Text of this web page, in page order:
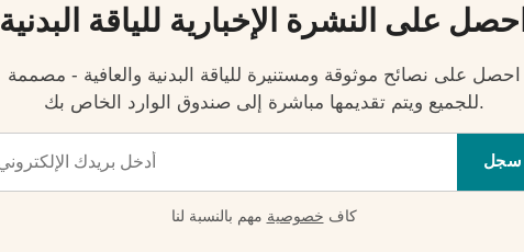
احصل على النشرة الإخبارية للياقة البدنية
احصل على نصائح موثوقة ومستنيرة للياقة البدنية والعافية - مصممة
للجميع ويتم تقديمها مباشرة إلى صندوق الوارد الخاص بك.
سجل
كاف خصوصية مهم بالنسبة لنا